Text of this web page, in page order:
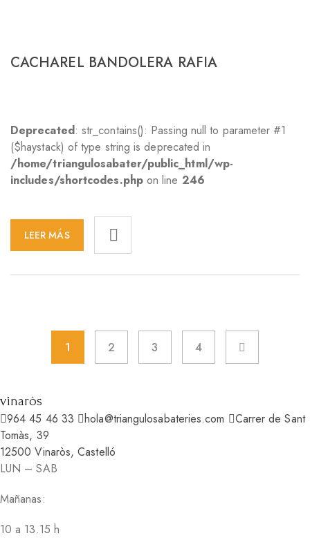
CACHAREL BANDOLERA RAFIA
Deprecated: str_contains(): Passing null to parameter #1
($haystack) of type string is deprecated in
/home/triangulosabater/public_html/wp-
includes/shortcodes.phpon line 246
LEER MÁS
1 2 3 4
vinaròs
964 45 46 33 hola@triangulosabateries.com
Carrer de Sant
Tomàs, 39
12500 Vinaròs, Castelló
LUN – SAB
Mañanas:
10 a 13.15 h